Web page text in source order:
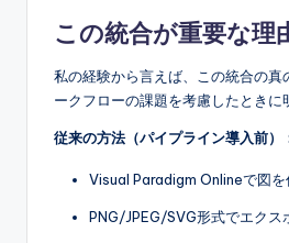
この統合が重要な理
私の経験から言えば、この統合の真
ークフローの課題を考慮したときに
従来の方法（パイプライン導入前）
Visual Paradigm Onlineで図を
PNG/JPEG/SVG形式でエクス